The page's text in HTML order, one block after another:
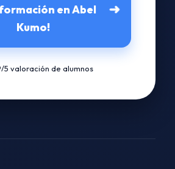
en Abel
Kumo!
➜
5 valoración de alumnos